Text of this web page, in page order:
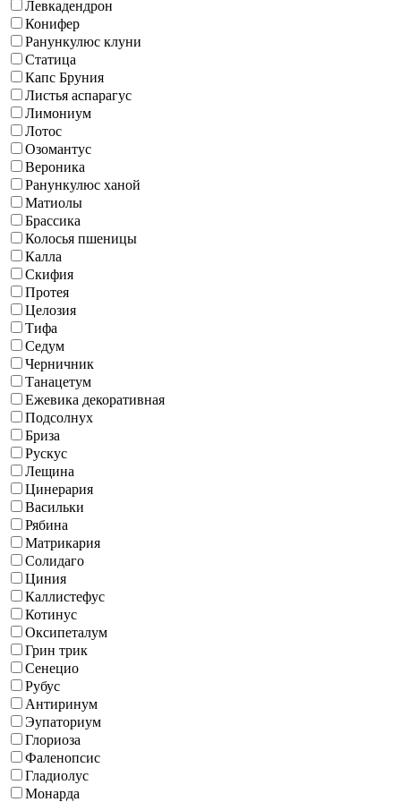
Левкадендрон
Конифер
Ранункулюс клуни
Статица
Капс Бруния
Листья аспарагус
Лимониум
Лотос
Озомантус
Вероника
Ранункулюс ханой
Матиолы
Брассика
Колосья пшеницы
Калла
Скифия
Протея
Целозия
Тифа
Седум
Черничник
Танацетум
Ежевика декоративная
Подсолнух
Бриза
Рускус
Лещина
Цинерария
Васильки
Рябина
Матрикария
Солидаго
Циния
Каллистефус
Котинус
Оксипеталум
Грин трик
Сенецио
Рубус
Антиринум
Эупаториум
Глориоза
Фаленопсис
Гладиолус
Монарда